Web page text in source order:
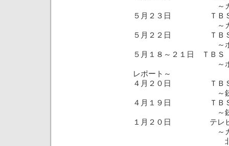
～カンボジア選
５月２３日 ＴＢＳ「
～カンボジア
５月２２日 ＴＢＳ「
～ポルポト
５月１８～２１日 ＴＢＳ
～ポルポト派最
レポート～
４月２０日 ＴＢＳ「
～銃弾のボス
４月１９日 ＴＢＳ「
～銃弾のボス
１月２０日 テレビ朝
～カンボジアに
北西部の交戦